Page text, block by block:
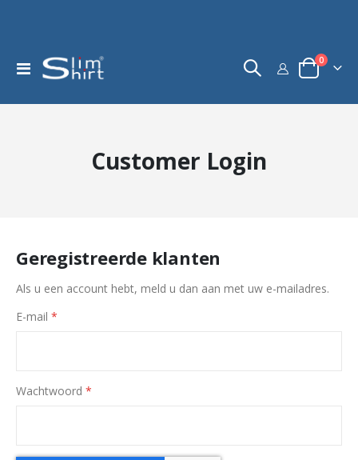
Toggle
Nav
kar
0
Customer Login
Geregistreerde klanten
Als u een account hebt, meld u dan aan met uw e-mailadres.
E-mail
Wachtwoord